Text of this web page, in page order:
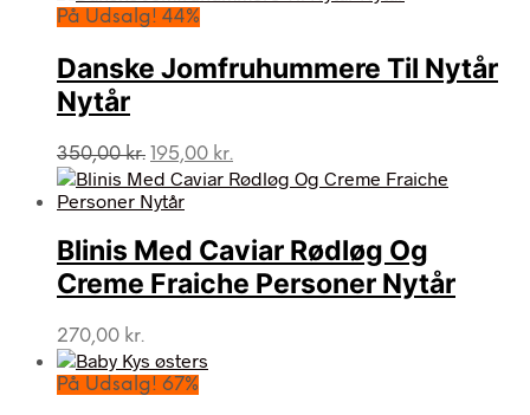
pris
190,00 kr..175,00 kr..
På Udsalg! 44%
Danske Jomfruhummere Til Nytår
Nytår
350,00kr. Den
oprindelige
pris
350,00 kr..
195,00 kr.
aktuelle
195,00 kr..
Blinis Med Caviar Rødløg Og
Creme Fraiche Personer Nytår
270,00 kr.
På Udsalg! 67%